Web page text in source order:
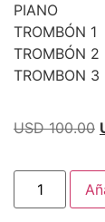
PIANO
TROMBÓN 1
TROMBÓN 2
TROMBON 3
USD 100.00